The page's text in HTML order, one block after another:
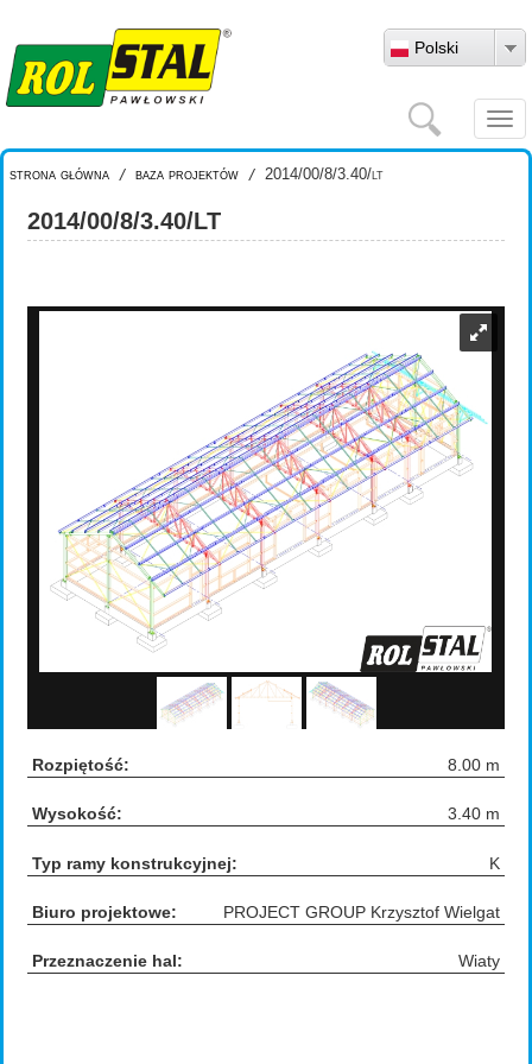
Polski
Szukaj
strona główna / baza projektów / 2014/00/8/3.40/lt
2014/00/8/3.40/LT
Rozpiętość: 8.00 m
Wysokość: 3.40 m
Typ ramy konstrukcyjnej: K
Biuro projektowe: PROJECT GROUP Krzysztof Wielgat
Przeznaczenie hal: Wiaty